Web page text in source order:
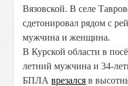
Вязовской. В селе
сдетонировал рядом с
мужчина и женщина.
В Курской области в
летний мужчина и 34-
БПЛАврезался в